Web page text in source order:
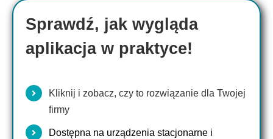
Sprawdź, jak wygląda
aplikacja w praktyce!
Kliknij i zobacz, czy to rozwiązanie dla Twojej
firmy
Dostępna na urządzenia stacjonarne i